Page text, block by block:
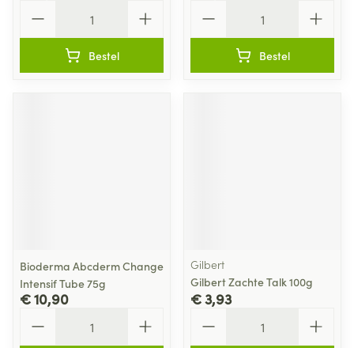
Bestel Bestel
Bioderma Abcderm Change
Intensif Tube 75g
€ 10,90
Gilbert
Gilbert Zachte Talk 100g
€ 3,93